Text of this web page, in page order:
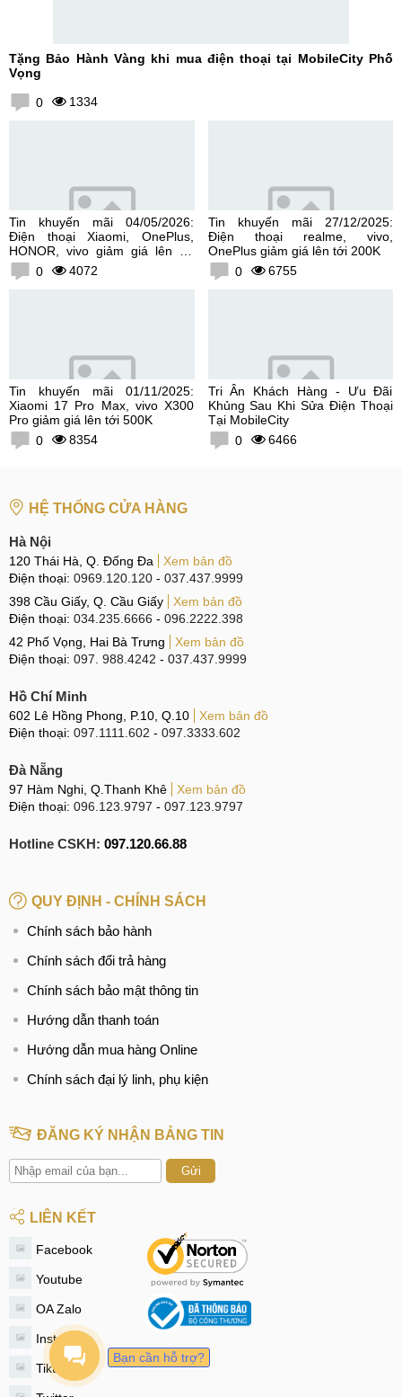
Tặng Bảo Hành Vàng khi mua điện thoại tại MobileCity Phố
Vọng
0 1334
Tin khuyến mãi 04/05/2026:
Điện thoại Xiaomi, OnePlus,
HONOR, vivo giảm giá lên tới
300K0 4072
Tin khuyến mãi 27/12/2025:
Điện thoại realme, vivo,
OnePlus giảm giá lên tới 200K
0
6755
Tin khuyến mãi 01/11/2025:
Xiaomi 17 Pro Max, vivo X300
Pro giảm giá lên tới 500K
0
8354
Tri Ân Khách Hàng - Ưu Đãi
Khủng Sau Khi Sửa Điện Thoại
Tại MobileCity
0
6466
HỆ THỐNG CỬA HÀNG
Hà Nội
120 Thái Hà, Q. Đống Đa
Xem bản đồ
Điện thoại: 0969.120.120 - 037.437.9999
398 Cầu Giấy, Q. Cầu Giấy
Xem bản đồ
Điện thoại: 034.235.6666 - 096.2222.398
42 Phố Vọng, Hai Bà Trưng
Xem bản đồ
Điện thoại: 097. 988.4242 - 037.437.9999
Hồ Chí Minh
602 Lê Hồng Phong, P.10, Q.10
Xem bản đồ
Điện thoại: 097.1111.602 - 097.3333.602
Đà Nẵng
97 Hàm Nghi, Q.Thanh Khê
Xem bản đồ
Điện thoại: 096.123.9797 - 097.123.9797
Hotline CSKH: 097.120.66.88
QUY ĐỊNH - CHÍNH SÁCH
Chính sách bảo hành
Chính sách đổi trả hàng
Chính sách bảo mật thông tin
Hướng dẫn thanh toán
Hướng dẫn mua hàng Online
Chính sách đại lý linh, phụ kiện
ĐĂNG KÝ NHẬN BẢNG TIN
Gửi
LIÊN KẾT
Facebook
Youtube
OA Zalo
Instagram
Tiktok
Bạn cần hỗ trợ?